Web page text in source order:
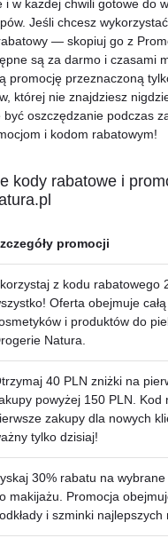
i w każdej chwili gotowe do
Jeśli chcesz
— skopiuj go z
są za darmo i czasami
promocję przeznaczoną
której nie znajdziesz
być oszczędzanie podczas
i kodom rabatowym!
kody rabatowe i
promocji
z kodu rabatowego
Oferta obejmuje
i produktów do
Natura.
40 PLN zniżki na
powyżej 150 PLN. Kod
zakupy dla nowych
tylko dzisiaj!
30% rabatu na
makijażu. Promocja
i szminki najlepszych